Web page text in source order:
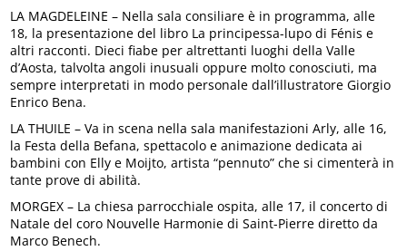
LA MAGDELEINE – Nella sala consiliare è in programma, alle
18, la presentazione del libro La principessa-lupo di Fénis e
altri racconti. Dieci fiabe per altrettanti luoghi della Valle
d’Aosta, talvolta angoli inusuali oppure molto conosciuti, ma
sempre interpretati in modo personale dall’illustratore Giorgio
Enrico Bena.
LA THUILE – Va in scena nella sala manifestazioni Arly, alle 16,
la Festa della Befana, spettacolo e animazione dedicata ai
bambini con Elly e Moijto, artista “pennuto” che si cimenterà in
tante prove di abilità.
MORGEX – La chiesa parrocchiale ospita, alle 17, il concerto di
Natale del coro Nouvelle Harmonie di Saint-Pierre diretto da
Marco Benech.